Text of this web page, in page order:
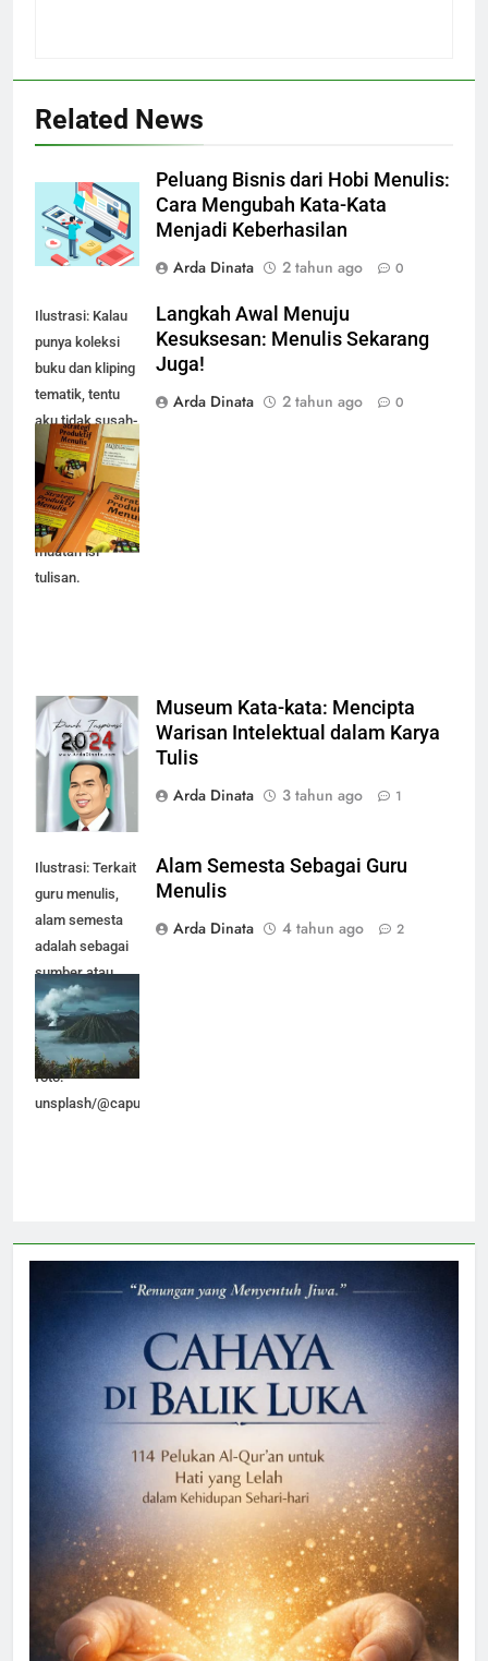
Related News
Peluang Bisnis dari Hobi Menulis:
Cara Mengubah Kata-Kata
Menjadi Keberhasilan
Arda Dinata
2 tahun ago 0
Ilustrasi: Kalau
punya koleksi
buku dan kliping
tematik, tentu
aku tidak susah-
susah kalau
mencari bahan
referensi untuk
memperkaya
muatan isi
tulisan.
Langkah Awal Menuju
Kesuksesan: Menulis Sekarang
Juga!
Arda Dinata
2 tahun ago 0
Inspirasi, Ilmu,
Motivasi
Museum Kata-kata: Mencipta
Warisan Intelektual dalam Karya
Tulis
Arda Dinata
3 tahun ago 1
Ilustrasi: Terkait
guru menulis,
alam semesta
adalah sebagai
sumber atau
inspirasi dalam
melahirkan
tulisan (sumber
foto:
unsplash/@capunk77).
Alam Semesta Sebagai Guru
Menulis
Arda Dinata
4 tahun ago 2